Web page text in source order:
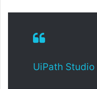
UiPath